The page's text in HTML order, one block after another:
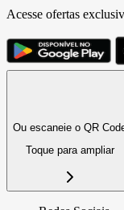
Acesse ofertas
Ou escaneie o QR
Toque para ampliar